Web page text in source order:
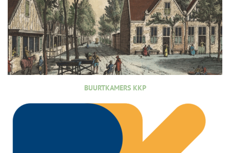
BUURTKAMERS KKP